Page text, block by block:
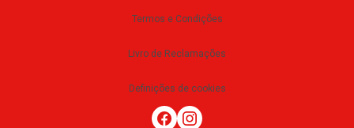
Termos e Condições
Livro de Reclamações
Definições de cookies